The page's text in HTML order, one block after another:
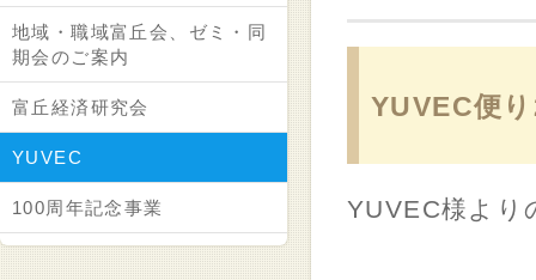
地域・職域富丘会、ゼミ・同
期会のご案内
富丘経済研究会
YUVEC
100周年記念事業
YUVEC便
YUVEC様より